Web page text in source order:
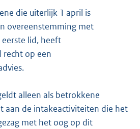
die uiterlijk 1 april is
overeenstemming met
lid, heeft
recht op een
alleen als betrokkene
aan de intakeactiviteiten die het
met het oog op dit